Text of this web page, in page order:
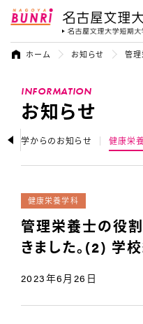
名古屋文理大学
よく検索されているキーワード：
ホーム お知らせ 管理
INFORMATION
お知らせ
大学からのお知らせ 健康栄
健康栄養学科
管理栄養士の役
きました。(2) 学
2023年6月26日